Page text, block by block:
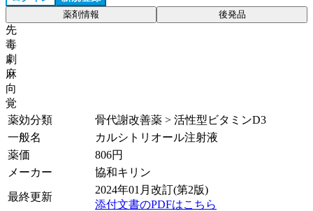
薬剤情報 後発品
先
毒
劇
麻
向
覚
薬効分類
骨代謝改善薬 > 活性型ビタミンD3
一般名
カルシトリオール注射液
薬価
806円
メーカー
協和キリン
最終更新
2024年01月改訂(第2版)
添付文書のPDFはこちら